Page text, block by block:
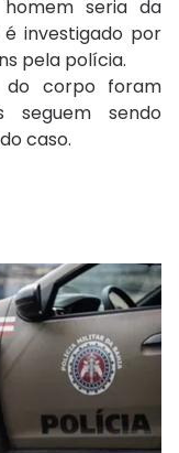
homem seria da
investigado por
pela polícia.
do corpo foram
seguem sendo
caso.